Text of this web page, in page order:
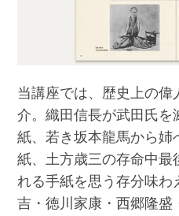
当講座では、歴史上の偉
介。織田信長が武田氏を
紙、若き坂本龍馬から姉
紙、土方歳三の存命中最
れる手紙を思う存分味わ
吉・徳川家康・西郷隆盛